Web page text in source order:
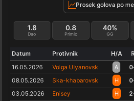
Prosek golova po
Dao
1.8
Primio
0.8
GG
40%
Datum Protivnik H/A
16.05.2026
Volga Ulyanovsk A
08.05.2026 Ska-khabarovsk H
03.05.2026 Enisey H